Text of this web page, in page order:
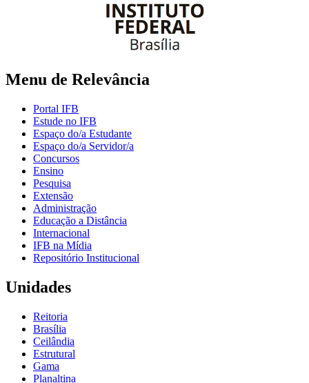
Menu de Relevância
Portal IFB
Estude no IFB
Espaço do/a Estudante
Espaço do/a Servidor/a
Concursos
Ensino
Pesquisa
Extensão
Administração
Educação a Distância
Internacional
IFB na Mídia
Repositório Institucional
Unidades
Reitoria
Brasília
Ceilândia
Estrutural
Gama
Planaltina